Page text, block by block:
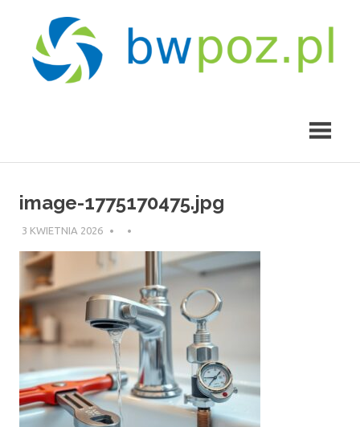
content
image-1775170475.jpg
3 KWIETNIA 2026